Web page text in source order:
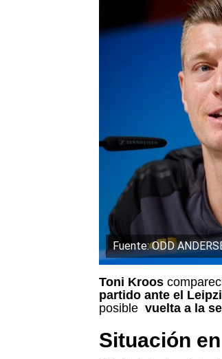
Fuente: ODD
Toni Kroos
partido ante el
posible vuelta a la
Situación